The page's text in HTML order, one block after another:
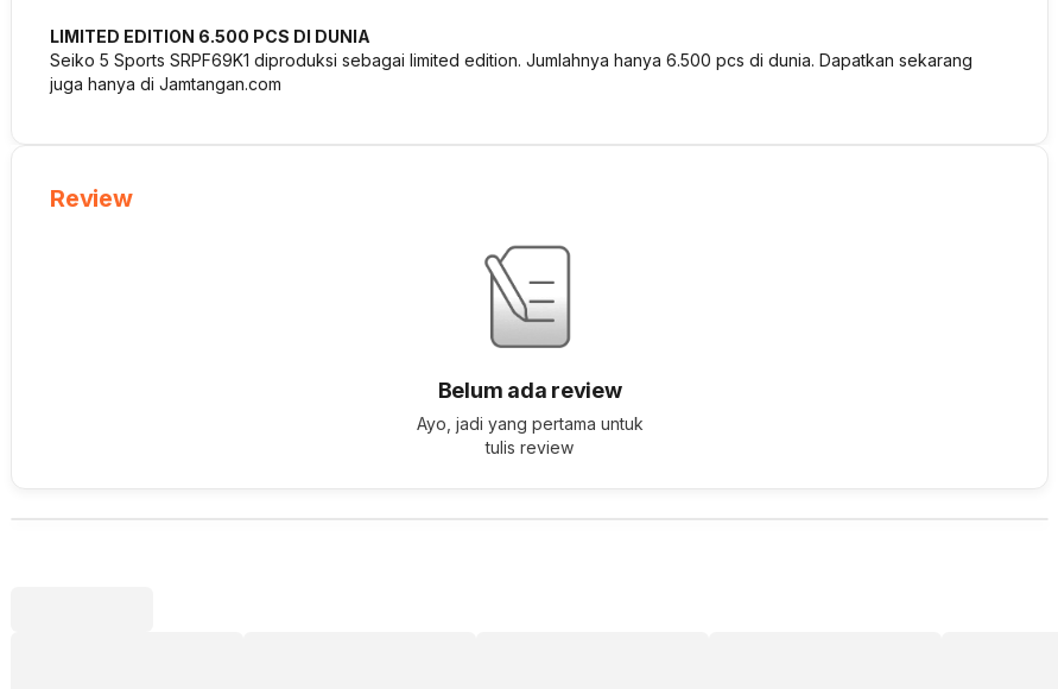
LIMITED EDITION 6.500 PCS DI DUNIA
Seiko 5 Sports SRPF69K1 diproduksi sebagai limited edition. Jumlahnya hanya 6.500 pcs di dunia. Dapatkan sekarang
juga hanya di Jamtangan.com
Review
Belum ada review
Ayo, jadi yang pertama untuk
tulis review